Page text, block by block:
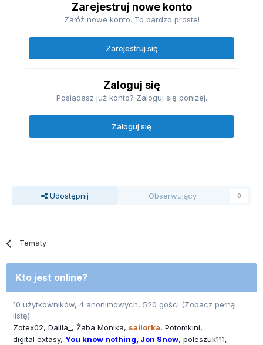
Zarejestruj nowe konto
Załóż nowe konto. To bardzo proste!
Zarejestruj się
Zaloguj się
Posiadasz już konto? Zaloguj się poniżej.
Zaloguj się
Udostępnij Obserwujący 0
Tematy
Kto jest online?
10 użytkowników, 4 anonimowych, 520 gości (Zobacz pełną
listę)
Zotex02 Dalila_ Żaba Monika sailorka Potomkini
digital extasy You know nothing, Jon Snow poleszuk111